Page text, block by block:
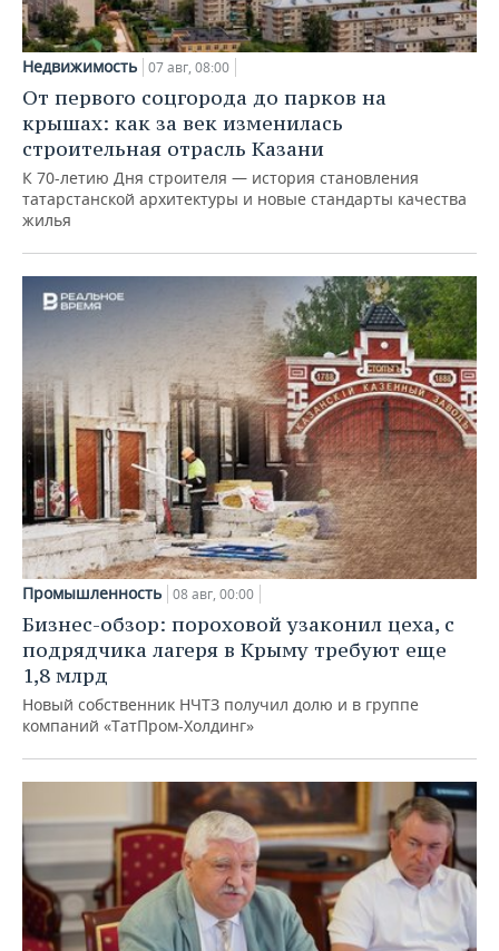
Недвижимость 07 авг, 08:00
От первого соцгорода до парков на
крышах: как за век изменилась
строительная отрасль Казани
К 70-летию Дня строителя — история становления
татарстанской архитектуры и новые стандарты качества
жилья
Промышленность 08 авг, 00:00
Бизнес-обзор: пороховой узаконил цеха, с
подрядчика лагеря в Крыму требуют еще
1,8 млрд
Новый собственник НЧТЗ получил долю и в группе
компаний «ТатПром-Холдинг»